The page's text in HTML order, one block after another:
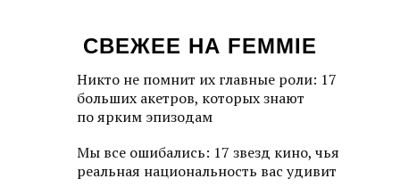
СВЕЖЕЕ НА FEMMIE
Никто не помнит их главные роли: 17
больших акетров, которых знают
по ярким эпизодам
Мы все ошибались: 17 звезд кино, чья
реальная национальность вас удивит